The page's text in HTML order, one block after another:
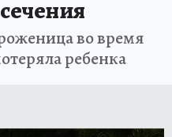
во время
ребенка